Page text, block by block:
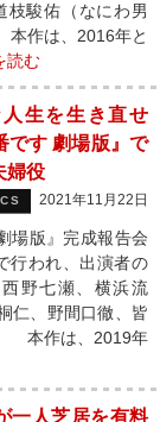
枝駿佑（なにわ男
作は、2016年と
読む
生を生き直せ
す 劇場版』で
婦役
2021年11月22日
場版』完成報告会
行われ、出演者の
野七瀬、横浜流
仁、野間口徹、皆
本作は、2019年
一人芝居を有料